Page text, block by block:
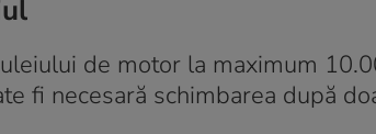
de motor la maximum
fi necesară schimbarea după